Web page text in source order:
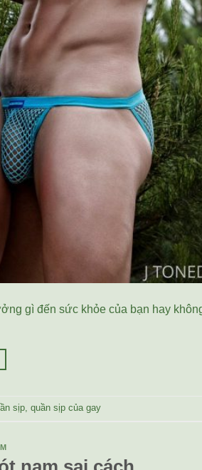
gì đến sức khỏe của bạn hay
sịp, quần sịp của gay